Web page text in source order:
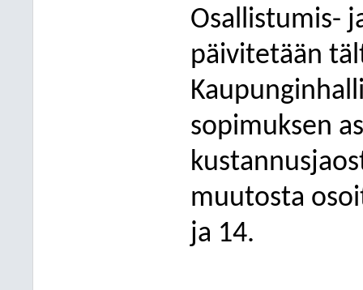
Osallistumis-
päivitetään
sopimuksen
muutosta
ja 14.